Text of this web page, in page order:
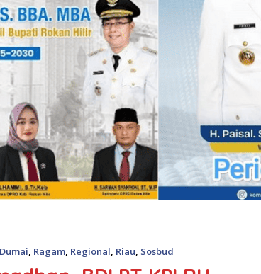
, Ragam, Regional, Riau, Sosbud